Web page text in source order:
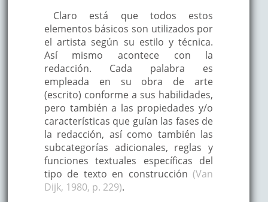
Claro está que todos estos
elementos básicos son utilizados por
el artista según su estilo y técnica.
Así mismo acontece con la
redacción. Cada palabra es
empleada en su obra de arte
(escrito) conforme a sus habilidades,
pero también a las propiedades y/o
características que guían las fases de
la redacción, así como también las
subcategorías adicionales, reglas y
funciones textuales específicas del
tipo de texto en construcción(Van
Dijk, 1980, p. 229).